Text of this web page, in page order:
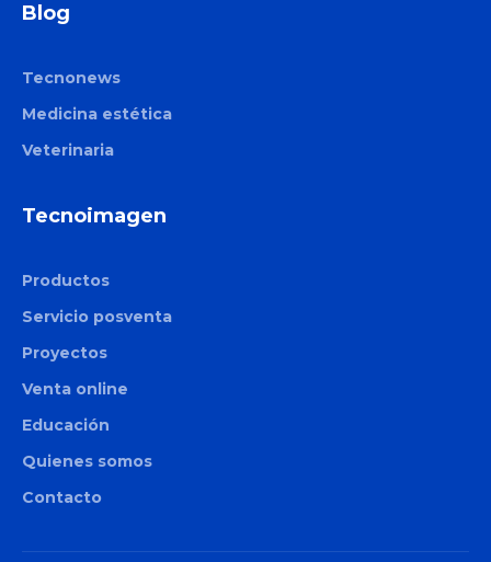
Allurion
Liposound
Apolex Tite
Blog
Tecnonews
Medicina estética
Veterinaria
Tecnoimagen
Productos
Servicio posventa
Proyectos
Venta online
Educación
Quienes somos
Contacto